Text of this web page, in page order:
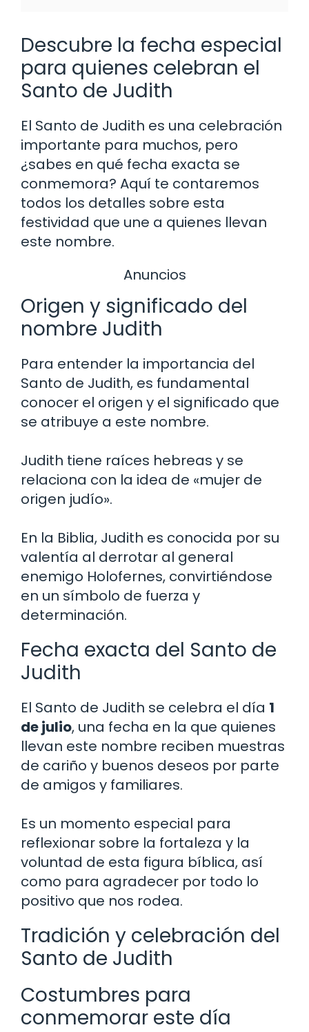
Descubre la fecha especial
para quienes celebran el
Santo de Judith
El Santo de Judith es una celebración
importante para muchos, pero
¿sabes en qué fecha exacta se
conmemora? Aquí te contaremos
todos los detalles sobre esta
festividad que une a quienes llevan
este nombre.
Anuncios
Origen y significado del
nombre Judith
Para entender la importancia del
Santo de Judith, es fundamental
conocer el origen y el significado que
se atribuye a este nombre.
Judith tiene raíces hebreas y se
relaciona con la idea de «mujer de
origen judío».
En la Biblia, Judith es conocida por su
valentía al derrotar al general
enemigo Holofernes, convirtiéndose
en un símbolo de fuerza y
determinación.
Fecha exacta del Santo de
Judith
El Santo de Judith se celebra el día 1
de julio, una fecha en la que quienes
llevan este nombre reciben muestras
de cariño y buenos deseos por parte
de amigos y familiares.
Es un momento especial para
reflexionar sobre la fortaleza y la
voluntad de esta figura bíblica, así
como para agradecer por todo lo
positivo que nos rodea.
Tradición y celebración del
Santo de Judith
Costumbres para
conmemorar este día